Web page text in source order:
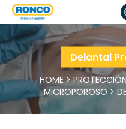
Delantal
HOME>
MICROPOROSO>